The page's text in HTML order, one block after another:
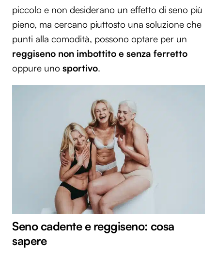
piccolo e non desiderano un effetto di seno più
pieno, ma cercano piuttosto una soluzione che
punti alla comodità, possono optare per un
reggiseno non imbottito e senza ferretto
oppure uno sportivo.
Seno cadente e reggiseno: cosa
sapere